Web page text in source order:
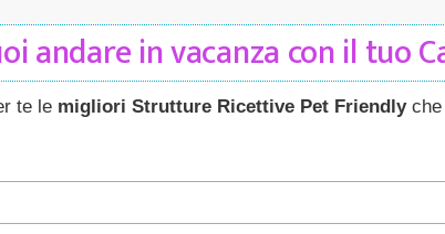
andare in vacanza con il tuo
te le migliori Strutture Ricettive Pet Friendlyche